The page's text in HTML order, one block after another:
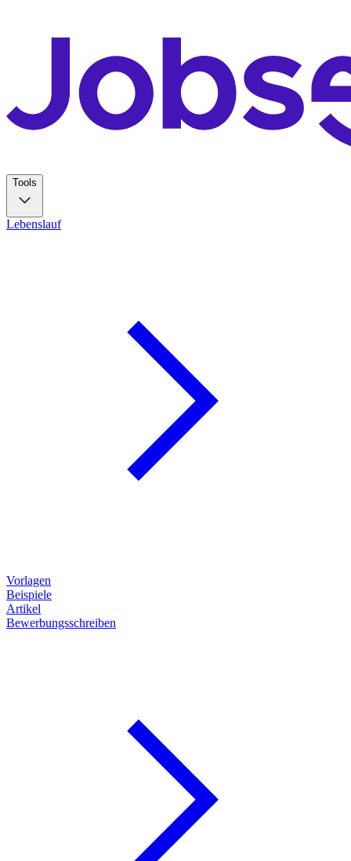
Tools
Lebenslauf
Vorlagen
Beispiele
Artikel
Bewerbungsschreiben